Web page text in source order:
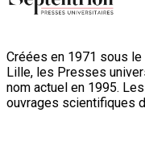
Créées en 1971 sous
Lille, les Presses
nom actuel en 1995.
ouvrages scientifiques